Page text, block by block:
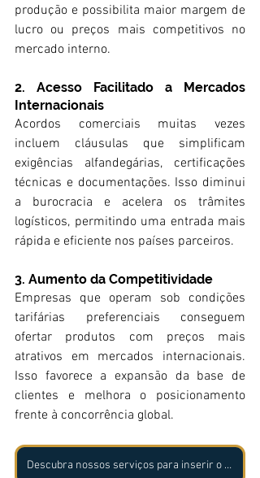
produção e possibilita maior margem de
lucro ou preços mais competitivos no
mercado interno.
2. Acesso Facilitado a Mercados
Internacionais
Acordos comerciais muitas vezes
incluem cláusulas que simplificam
exigências alfandegárias, certificações
técnicas e documentações. Isso diminui
a burocracia e acelera os trâmites
logísticos, permitindo uma entrada mais
rápida e eficiente nos países parceiros.
3. Aumento da Competitividade
Empresas que operam sob condições
tarifárias preferenciais conseguem
ofertar produtos com preços mais
atrativos em mercados internacionais.
Isso favorece a expansão da base de
clientes e melhora o posicionamento
frente à concorrência global.
Descubra nossos serviços para inserir o seu negócio no jogo das negociações internacionais!​